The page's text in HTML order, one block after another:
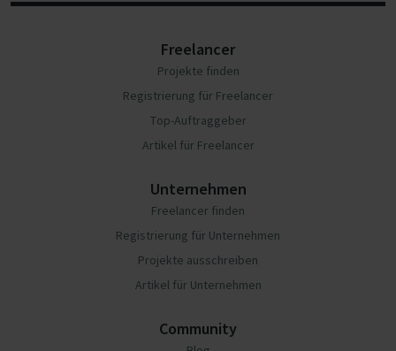
Freelancer
Projekte finden
Registrierung für Freelancer
Top-Auftraggeber
Artikel für Freelancer
Unternehmen
Freelancer finden
Registrierung für Unternehmen
Projekte ausschreiben
Artikel für Unternehmen
Community